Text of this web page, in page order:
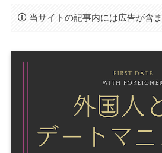
当サイトの記事内には広告が含